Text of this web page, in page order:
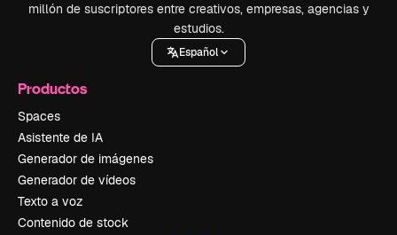
millón de suscriptores entre creativos, empresas, agencias y
estudios.
Español
Productos
Spaces
Asistente de IA
Generador de imágenes
Generador de vídeos
Texto a voz
Contenido de stock